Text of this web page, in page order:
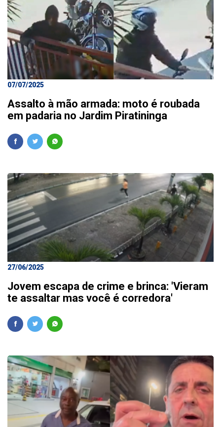
07/07/2025
Assalto à mão armada: moto é roubada
em padaria no Jardim Piratininga
27/06/2025
Jovem escapa de crime e brinca: 'Vieram
te assaltar mas você é corredora'